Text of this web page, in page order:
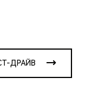
ДРАЙВ